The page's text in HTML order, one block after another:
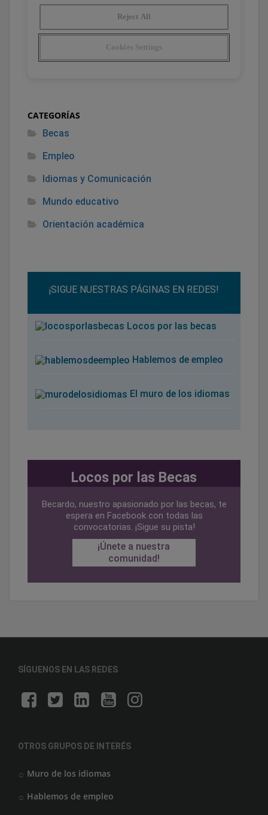
CATEGORÍAS
Becas
Empleo
Idiomas y Comunicación
Mundo educativo
Orientación académica
¡SIGUE NUESTRAS PÁGINAS EN REDES!
Locos por las becas
Hablemos de empleo
El muro de los idiomas
Locos por las Becas
Becardo, nuestro apasionado por las becas, te
espera en Facebook con todas las
convocatorias. ¡Sigue su pista!
¡Únete a nuestra
comunidad!
SÍGUENOS EN LAS REDES
OTROS GRUPOS DE INTERÉS
Muro de los idiomas
Hablemos de empleo